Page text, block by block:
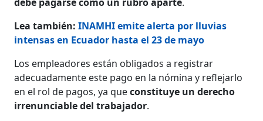
Lea también:INAMHI emite alerta por lluvias
intensas en Ecuador hasta el 23 de mayo
Los empleadores están obligados a registrar
adecuadamente este pago en la nómina y reflejarlo
en el rol de pagos, ya queconstituye un derecho
irrenunciable del trabajador.